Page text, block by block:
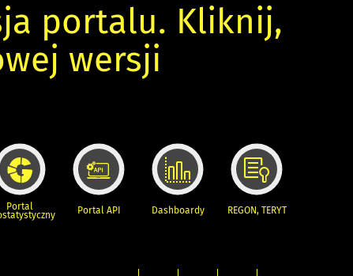
portalu. Kliknij,
wersji
Portal Portal API Dashboardy REGON, TERYT